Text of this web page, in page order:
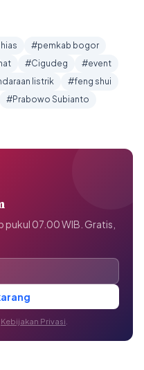
#pemkab bogor
#Cigudeg
#event
listrik
#feng shui
#Prabowo Subianto
pukul 07.00 WIB. Gratis,
Kebijakan Privasi